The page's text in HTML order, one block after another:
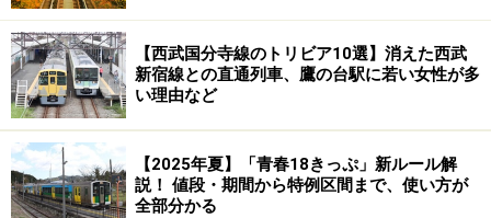
寝台車の基本、開放型B寝台
開放型寝台には、客車二段式と電車三段式があります。
どちらも仕切りは遮光カーテンのみです。
【西武国分寺線のトリビア10選】消えた西武
新宿線との直通列車、鷹の台駅に若い女性が多
い理由など
【2025年夏】「青春18きっぷ」新ルール解
説！ 値段・期間から特例区間まで、使い方が
全部分かる